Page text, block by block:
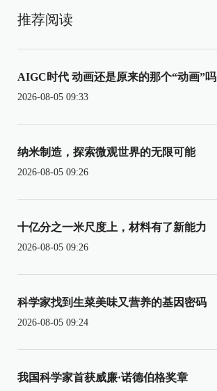
推荐阅读
AIGC时代 动画还是原来的那个“动画”吗
2026-08-05 09:33
纳米制造，探索微观世界的无限可能
2026-08-05 09:26
十亿分之一米尺度上，材料有了新能力
2026-08-05 09:26
科学家找到生菜美味又营养的基因密码
2026-08-05 09:24
我国科学家首获威廉·诺德伯格奖章